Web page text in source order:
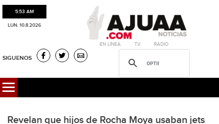
5:53 AM
LUN. 10.8.2026
·EN LÍNEA. ·T.V. ·RADIO
SIGUENOS
Revelan que hijos de Rocha Moya usaban jets